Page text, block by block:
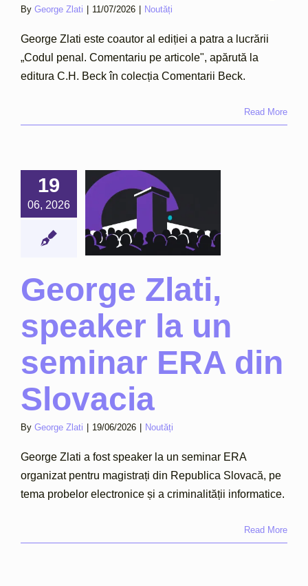
By George Zlati 11/07/2026 Noutăți
George Zlati este coautor al ediției a patra a lucrării
„Codul penal. Comentariu pe articole", apărută la
editura C.H. Beck în colecția Comentarii Beck.
Read More
19
06, 2026
Zlati,
la un
ERA
George Zlati,
speaker la un
seminar ERA din
Slovacia
By George Zlati 19/06/2026 Noutăți
George Zlati a fost speaker la un seminar ERA
organizat pentru magistrați din Republica Slovacă, pe
tema probelor electronice și a criminalității informatice.
Read More